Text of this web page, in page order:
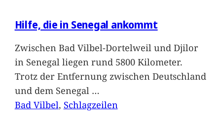
Hilfe, die in Senegal ankommt
Zwischen Bad Vilbel-Dortelweil und Djilor
in Senegal liegen rund 5800 Kilometer.
Trotz der Entfernung zwischen Deutschland
und dem Senegal …
Bad Vilbel, Schlagzeilen